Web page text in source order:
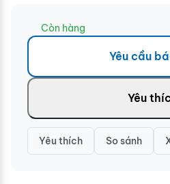
Còn hàng
Yêu cầu
Yêu
Yêu thích So sánh